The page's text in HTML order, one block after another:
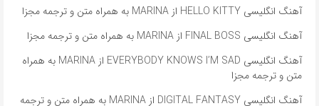
آهنگ انگلیسی HELLO KITTY از MARINA به همراه متن و ترجمه مجزا
آهنگ انگلیسی FINAL BOSS از MARINA به همراه متن و ترجمه مجزا
آهنگ انگلیسی EVERYBODY KNOWS I’M SAD از MARINA به همراه
متن و ترجمه مجزا
آهنگ انگلیسی DIGITAL FANTASY از MARINA به همراه متن و ترجمه